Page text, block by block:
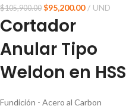
$105,900.00 $95,200.00 UND
Cortador
Anular Tipo
Weldon en HSS
Fundición - Acero al Carbon